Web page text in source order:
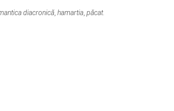
diacronică, hamartia, păcat.